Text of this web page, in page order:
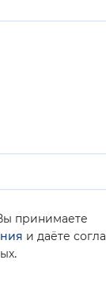
принимаете
и даёте
.